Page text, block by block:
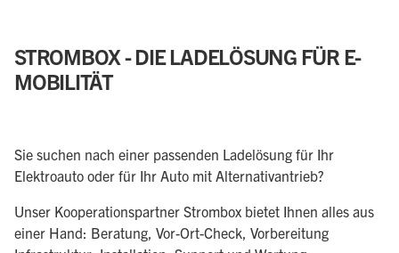
STROMBOX - DIE LADELÖSUNG FÜR E-
MOBILITÄT
Sie suchen nach einer passenden Ladelösung für Ihr
Elektroauto oder für Ihr Auto mit Alternativantrieb?
Unser Kooperationspartner Strombox bietet Ihnen alles aus
einer Hand: Beratung, Vor-Ort-Check, Vorbereitung